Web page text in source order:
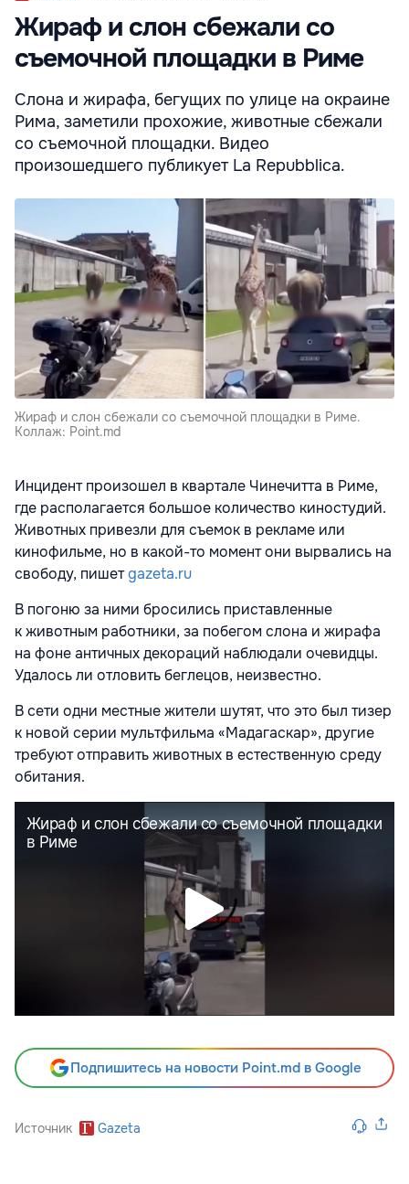
Жираф и слон сбежали со
съемочной площадки в Риме
Слона и жирафа, бегущих по улице на окраине
Рима, заметили прохожие, животные сбежали
со съемочной площадки. Видео
произошедшего публикует La Repubblica.
Жираф и слон сбежали со съемочной площадки в Риме.
Коллаж: Point.md
Инцидент произошел в квартале Чинечитта в Риме,
где располагается большое количество киностудий.
Животных привезли для съемок в рекламе или
кинофильме, но в какой-то момент они вырвались на
свободу, пишетgazeta.ru
В погоню за ними бросились приставленные
к животным работники, за побегом слона и жирафа
на фоне античных декораций наблюдали очевидцы.
Удалось ли отловить беглецов, неизвестно.
В сети одни местные жители шутят, что это был тизер
к новой серии мультфильма «Мадагаскар», другие
требуют отправить животных в естественную среду
обитания.
Подпишитесь на новости Point.md в Google
Источник Gazeta